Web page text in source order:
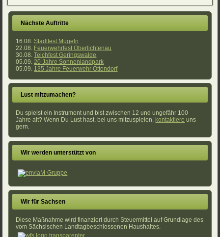
Nächste Auftritte
16.08. Stadtfest Mügeln
22.08. Feuerwehrfest Oberlichtenau
30.08. Teichfest Geringswalde
05.09. 20 Jahre Sonnenlandpark
05.09. 135 Jahre Feuerwehr Ottendorf
Lust mitzumachen?
Du spielst ein Instrument und bist zwischen 12 und ungefähr 100
Jahre alt? Wenn Du Lust hast, bei uns mitzuspielen, kontaktiere uns
gern.
Wir werden unterstützt von
Wir für Sachsen
Diese Maßnahme wird finanziert durch Steuermittel auf Grundlage des
vom Sächsischen Landtagbeschlossenen Haushaltes.